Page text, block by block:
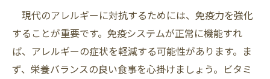
現代のアレルギーに対抗するためには、免疫力を強化
することが重要です。免疫システムが正常に機能すれ
ば、アレルギーの症状を軽減する可能性があります。ま
ず、栄養バランスの良い食事を心掛けましょう。ビタミ